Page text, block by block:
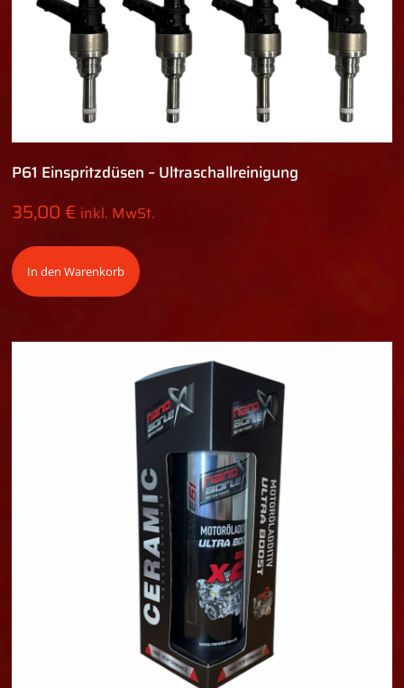
P61 Einspritzdüsen – Ultraschallreinigung
35,00€ inkl. MwSt.
In den Warenkorb